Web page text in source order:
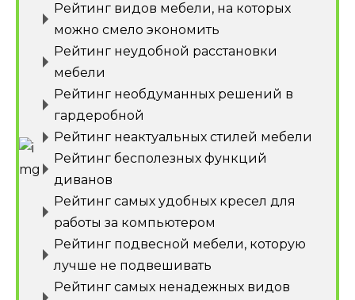
Рейтинг видов мебели, на которых
можно смело экономить
Рейтинг неудобной расстановки
мебели
Рейтинг необдуманных решений в
гардеробной
Рейтинг неактуальных стилей мебели
Рейтинг бесполезных функций
диванов
Рейтинг самых удобных кресел для
работы за компьютером
Рейтинг подвесной мебели, которую
лучше не подвешивать
Рейтинг самых ненадежных видов